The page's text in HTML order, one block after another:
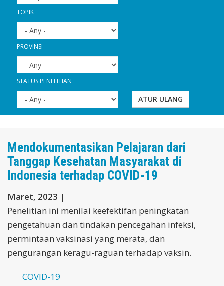
TOPIK
PROVINSI
STATUS PENELITIAN
ATUR ULANG
Mendokumentasikan Pelajaran dari
Tanggap Kesehatan Masyarakat di
Indonesia terhadap COVID-19
Maret, 2023 |
Penelitian ini menilai keefektifan peningkatan
pengetahuan dan tindakan pencegahan infeksi,
permintaan vaksinasi yang merata, dan
pengurangan keragu-raguan terhadap vaksin.
COVID-19